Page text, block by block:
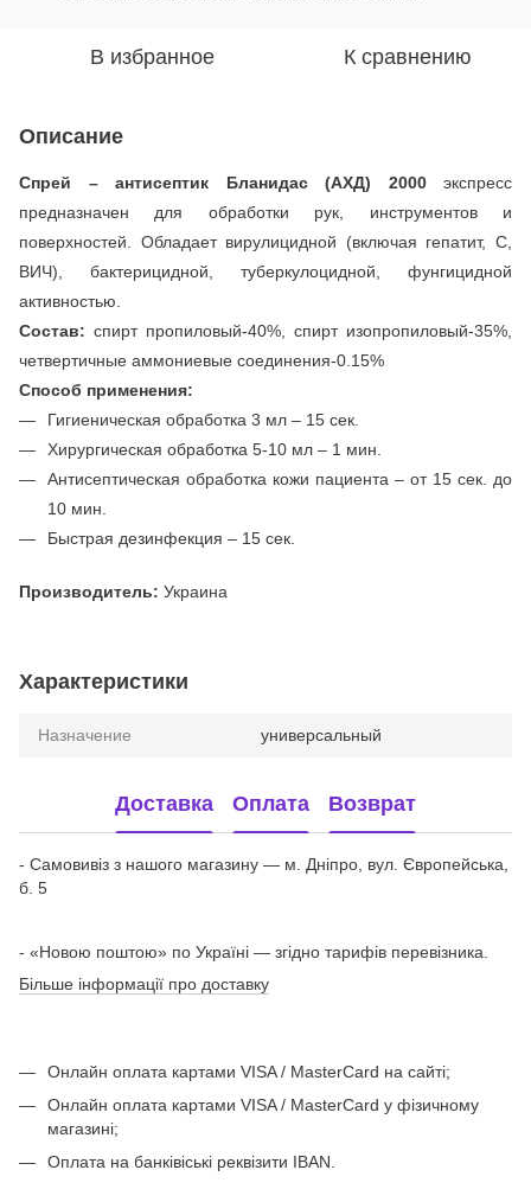
В избранное К сравнению
Описание
Спрей – антисептик Бланидас (АХД) 2000экспресс
предназначен для обработки рук, инструментов и
поверхностей. Обладает вирулицидной (включая гепатит, С,
ВИЧ), бактерицидной, туберкулоцидной, фунгицидной
активностью.
Состав: спирт пропиловый-40%, спирт изопропиловый-35%,
четвертичные аммониевые соединения-0.15%
Способ применения:
Гигиеническая обработка 3 мл – 15 сек.
Хирургическая обработка 5-10 мл – 1 мин.
Антисептическая обработка кожи пациента – от 15 сек. до
10 мин.
Быстрая дезинфекция – 15 сек.
Производитель: Украина
Характеристики
Назначение универсальный
Доставка Оплата Возврат
- Самовивіз з нашого магазину — м. Дніпро, вул. Європейська,
б. 5
- «Новою поштою» по Україні — згідно тарифів перевізника.
Більше інформації про доставку
Онлайн оплата картами VISA / MasterCard на сайті;
Онлайн оплата картами VISA / MasterCard у фізичному
магазині;
Оплата на банківіські реквізити IBAN.